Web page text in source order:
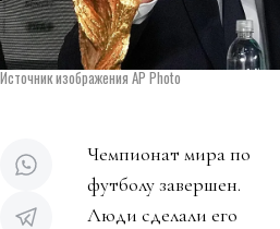
Источник изображения AP Photo
Чемпионат мира по
футболу завершен.
Люди сделали его